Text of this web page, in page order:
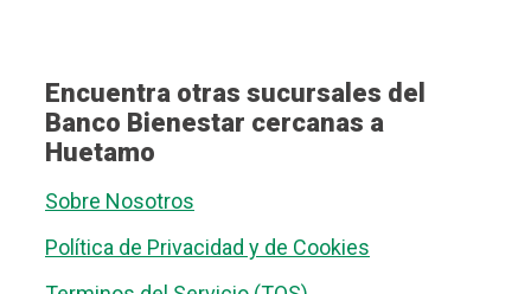
Encuentra otras sucursales del
Banco Bienestar cercanas a
Huetamo
Sobre Nosotros
Política de Privacidad y de Cookies